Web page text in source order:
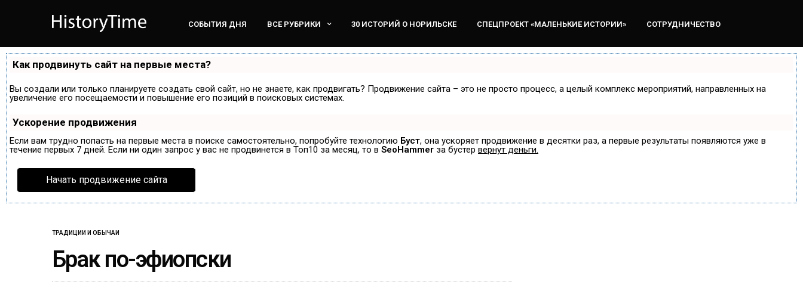
СОБЫТИЯ ДНЯ ВСЕ РУБРИКИ 30 ИСТОРИЙ О НОРИЛЬСКЕ СПЕЦПРОЕКТ «МАЛЕНЬКИЕ ИСТОРИИ» СОТРУДНИЧЕСТВО
Как продвинуть сайт на первые места?
Вы создали или только планируете создать свой сайт, но не знаете, как продвигать? Продвижение сайта – это не просто процесс, а целый комплекс мероприятий, направленных на
увеличение его посещаемости и повышение его позиций в поисковых системах.
Ускорение продвижения
Если вам трудно попасть на первые места в поиске самостоятельно, попробуйте технологию Буст, она ускоряет продвижение в десятки раз, а первые результаты появляются уже в
течение первых 7 дней. Если ни один запрос у вас не продвинется в Топ10 за месяц, то в SeoHammer за бустер вернут деньги.
Начать продвижение сайта
ТРАДИЦИИ И ОБЫЧАИ
Брак по-эфиопски